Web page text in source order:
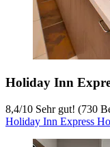
Holiday Inn
8,4/10 Sehr gut! (730
Holiday Inn Express